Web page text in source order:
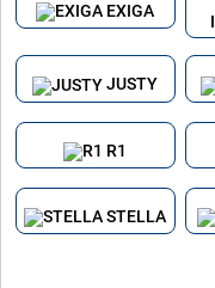
EXIGA
JUSTY
R1
STELLA